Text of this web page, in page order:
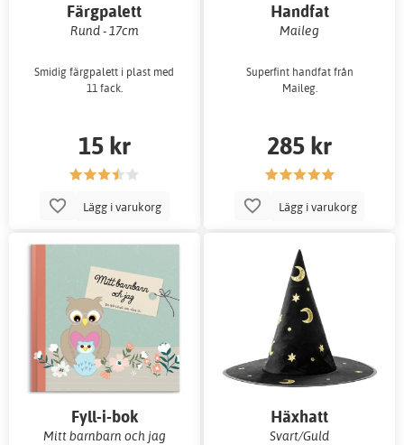
Färgpalett
Rund - 17cm
Smidig färgpalett i plast med
11 fack.
15 kr
Lägg i varukorg
Handfat
Maileg
Superfint handfat från
Maileg.
285 kr
Lägg i varukorg
Fyll-i-bok
Mitt barnbarn och jag
Häxhatt
Svart/Guld